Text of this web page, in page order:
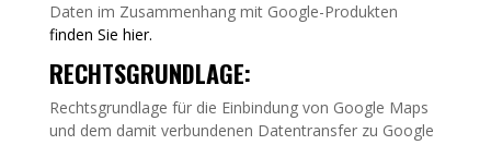
Daten im Zusammenhang mit Google-Produkten
finden Sie hier.
RECHTSGRUNDLAGE:
Rechtsgrundlage für die Einbindung von Google Maps
und dem damit verbundenen Datentransfer zu Google